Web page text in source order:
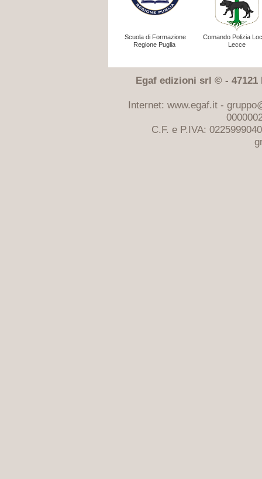
Scuola di Formazione
Regione Puglia
Comando Polizia
Lecce
Egaf edizioni srl © - 47121
Internet: www.egaf.it -
C.F. e P.IVA: